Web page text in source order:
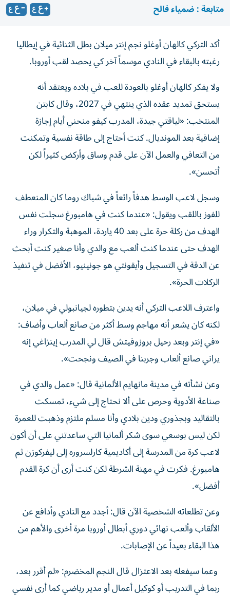
متابعة : ضمياء فالح
أكد التركي كالهان أوغلو نجم إنتر ميلان بطل الثنائية في إيطاليا
رغبته بالبقاء في النادي موسماً آخر كي يحصد لقب أوروبا.
ولا يفكر كالهان أوغلو بالعودة للعب في بلاده ويعتقد أنه
يستحق تمديد عقده الذي ينتهي في 2027، وقال كابتن
المنتخب: «لياقتي جيدة، المدرب كيفو منحني أيام إجازة
إضافية بعد المونديال. كنت أحتاج إلى طاقة نفسية وتمكنت
من التعافي والعمل الآن على قدم وساق وأركض كثيراً لكن
أتحسن».
وسجل لاعب الوسط هدفاً رائعاً في شباك روما كان المنعطف
للفوز باللقب ويقول: «عندما كنت في هامبورغ سجلت نفس
الهدف من ركلة حرة على بعد 40 ياردة، الموهبة والتكرار وراء
الهدف حتى عندما كنت ألعب مع والدي وأنا صغير كنت أبحث
عن الدقة في التسجيل وأيقونتي هو جونينيو، الأفضل في تنفيذ
الركلات الحرة».
واعترف اللاعب التركي أنه يدين بتطوره لجيانبولي في ميلان،
لكنه كان يشعر أنه مهاجم وسط أكثر من صانع ألعاب وأضاف:
«في إنتر وبعد رحيل بروزوفيتش قال لي المدرب إينزاغي إنه
يراني صانع ألعاب وجربنا في الصيف ونجحت».
وعن نشأته في مدينة مانهايم الألمانية قال: «عمل والدي في
صناعة الأدوية وحرص على ألا نحتاج إلى شيء، تمسكت
بالتقاليد وبجذوري ودين بلادي وأنا مسلم ملتزم وذهبت للعمرة
لكن ليس بوسعي سوى شكر ألمانيا التي ساعدتني على أن أكون
لاعب كرة من المدرسة إلى أكاديمية كارلسروره إلى ليفركوزن ثم
هامبورغ. فكرت في مهنة الشرطة لكن كنت أرى أن كرة القدم
أفضل».
وعن تطلعاته الشخصية الآن قال: أجدد مع النادي وأدافع عن
الألقاب وألعب نهائي دوري أبطال أوروبا مرة أخرى والأهم من
هذا البقاء بعيداً عن الإصابات.
وعما سيفعله بعد الاعتزال قال النجم المخضرم: «لم أقرر بعد،
ربما في التدريب أو كوكيل أعمال أو مدير رياضي كما أرى نفسي